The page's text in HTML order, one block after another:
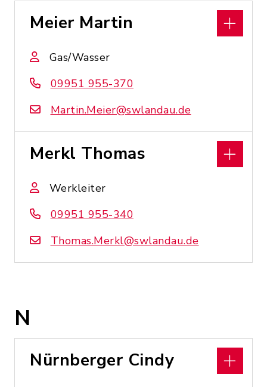
Meier Martin
Gas/Wasser
09951 955-370
Martin.Meier@swlandau.de
Merkl Thomas
Werkleiter
09951 955-340
Thomas.Merkl@swlandau.de
N
Nürnberger Cindy